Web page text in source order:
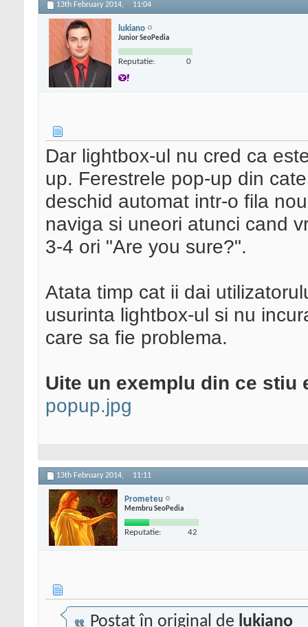
13th February 2014, 11:04
lukiano
Junior SeoPedia
Reputatie: 0
Dar lightbox-ul nu cred ca
up. Ferestrele pop-up din
deschid automat intr-o fila
naviga si uneori atunci cand
3-4 ori "Are you sure?".
Atata timp cat ii dai
usurinta lightbox-ul si nu
care sa fie problema.
Uite un exemplu din ce stiu
popup.jpg
13th February 2014, 11:11
Prometeu
Membru SeoPedia
Reputatie: 42
Postat în original de lukiano